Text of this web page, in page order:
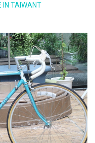
IN TAIWANT